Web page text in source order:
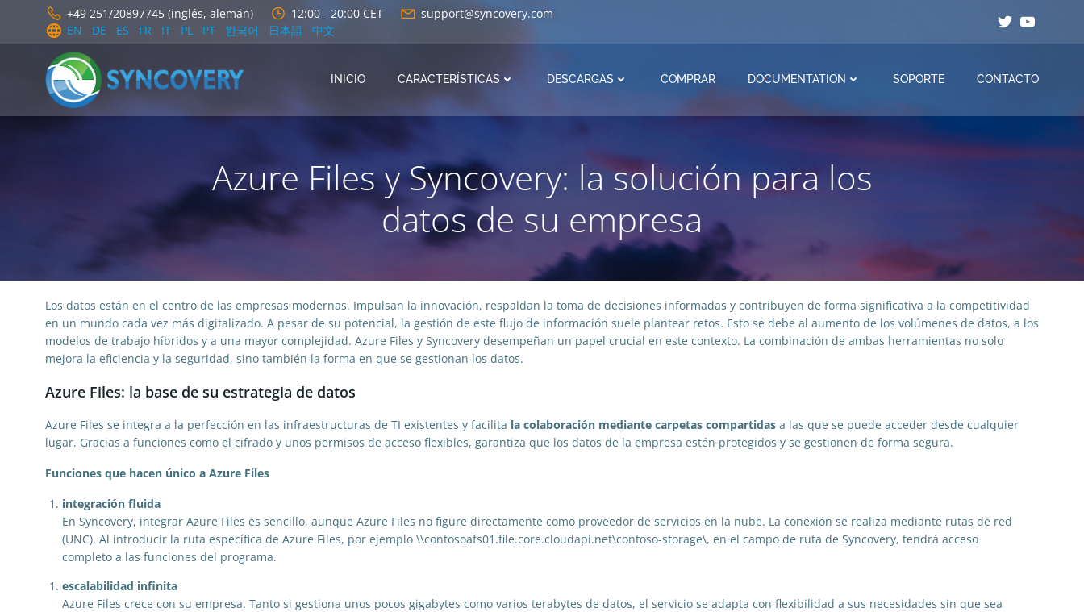
contenido
+49 251/20897745 (inglés, alemán) 12:00 - 20:00 CET
support@syncovery.com
EN
DE ES FR IT PL PT 한국어 日本語 中文
INICIO CARACTERÍSTICAS DESCARGAS COMPRAR DOCUMENTATION SOPORTE CONTACTO
Azure Files y Syncovery: la solución para los
datos de su empresa
Los datos están en el centro de las empresas modernas. Impulsan la innovación, respaldan la toma de decisiones informadas y contribuyen de forma significativa a la competitividad
en un mundo cada vez más digitalizado. A pesar de su potencial, la gestión de este flujo de información suele plantear retos. Esto se debe al aumento de los volúmenes de datos, a los
modelos de trabajo híbridos y a una mayor complejidad. Azure Files y Syncovery desempeñan un papel crucial en este contexto. La combinación de ambas herramientas no solo
mejora la eficiencia y la seguridad, sino también la forma en que se gestionan los datos.
Azure Files: la base de su estrategia de datos
Azure Files se integra a la perfección en las infraestructuras de TI existentes y facilita la colaboración mediante carpetas compartidas a las que se puede acceder desde cualquier
lugar. Gracias a funciones como el cifrado y unos permisos de acceso flexibles, garantiza que los datos de la empresa estén protegidos y se gestionen de forma segura.
Funciones que hacen único a Azure Files
integración fluida
En Syncovery, integrar Azure Files es sencillo, aunque Azure Files no figure directamente como proveedor de servicios en la nube. La conexión se realiza mediante rutas de red
(UNC). Al introducir la ruta específica de Azure Files, por ejemplo \\contosoafs01.file.core.cloudapi.net\contoso-storage\, en el campo de ruta de Syncovery, tendrá acceso
completo a las funciones del programa.
escalabilidad infinita
Azure Files crece con su empresa. Tanto si gestiona unos pocos gigabytes como varios terabytes de datos, el servicio se adapta con flexibilidad a sus necesidades sin que sea